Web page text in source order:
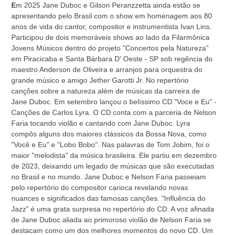
Em 2025 Jane Duboc e Gilson Peranzzetta ainda estão se
apresentando pelo Brasil com o show em homenagem aos 80
anos de vida do cantor, compositor e instrumentista Ivan Lins.
Participou de dois memoráveis shows ao lado da Filarmônica
Jovens Músicos dentro do projeto "Concertos pela Natureza"
em Piracicaba e Santa Bárbara D' Oeste - SP sob regência do
maestro Anderson de Oliveira e arranjos para orquestra do
grande músico e amigo Jether Garotti Jr. No repertório
canções sobre a natureza além de músicas da carreira de
Jane Duboc. Em setembro lançou o belíssimo CD "Voce e Eu" -
Canções de Carlos Lyra. O CD conta com a parceria de Nelson
Faria tocando violão e cantando com Jane Duboc. Lyra
compôs alguns dos maiores clássicos da Bossa Nova, como
"Você e Eu" e "Lobo Bobo". Nas palavras de Tom Jobim, foi o
maior "melodista" da música brasileira. Ele partiu em dezembro
de 2023, deixando um legado de músicas que são executadas
no Brasil e no mundo. Jane Duboc e Nelson Faria passeiam
pelo repertório do compositor carioca revelando novas
nuances e significados das famosas canções. "Influência do
Jazz" é uma grata surpresa no repertório do CD. A voz afinada
de Jane Duboc aliada ao primoroso violão de Nelson Faria se
destacam como um dos melhores momentos do novo CD. Um